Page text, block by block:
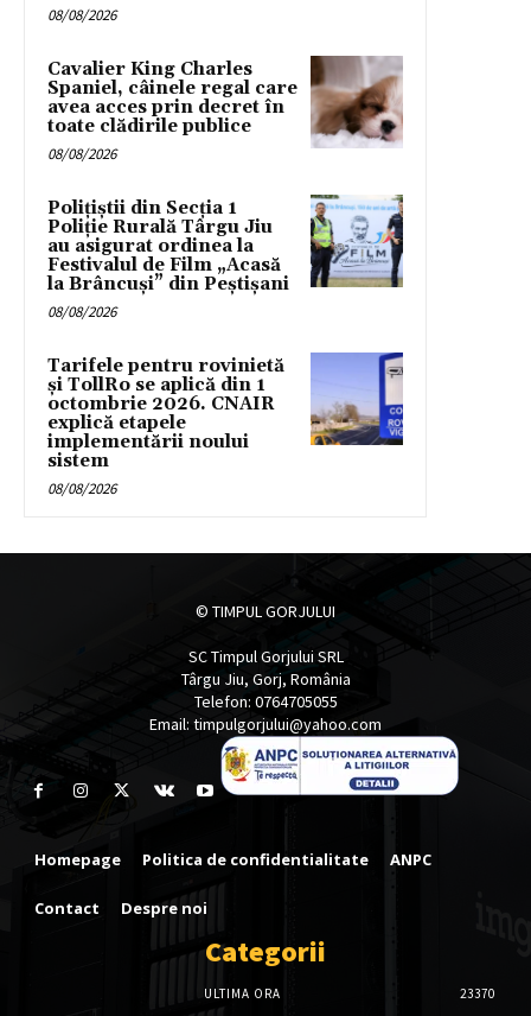
08/08/2026
Cavalier King Charles
Spaniel, câinele regal care
avea acces prin decret în
toate clădirile publice
08/08/2026
Polițiștii din Secția 1
Poliție Rurală Târgu Jiu
au asigurat ordinea la
Festivalul de Film „Acasă
la Brâncuși” din Peștișani
08/08/2026
Tarifele pentru rovinietă
și TollRo se aplică din 1
octombrie 2026. CNAIR
explică etapele
implementării noului
sistem
08/08/2026
© TIMPUL GORJULUI
SC Timpul Gorjului SRL
Târgu Jiu, Gorj, România
Telefon: 0764705055
Email: timpulgorjului@yahoo.com
Homepage Politica de confidentialitate ANPC
Contact Despre noi
Categorii
ULTIMA ORA
23370